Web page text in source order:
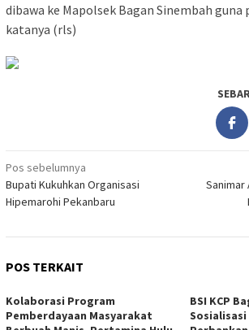
dibawa ke Mapolsek Bagan Sinembah guna
katanya (rls)
Navigasi
pos
Pos sebelumnya
Bupati Kukuhkan Organisasi
Hipemarohi Pekanbaru
Sanimar
POS TERKAIT
Kolaborasi Program
Pemberdayaan Masyarakat
BSI KCP
Sosialisasi